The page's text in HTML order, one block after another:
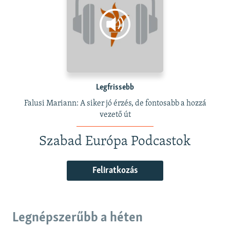
Legfrissebb
Falusi Mariann: A siker jó érzés, de fontosabb a hozzá
vezető út
Szabad Európa Podcastok
Feliratkozás
Legnépszerűbb a héten